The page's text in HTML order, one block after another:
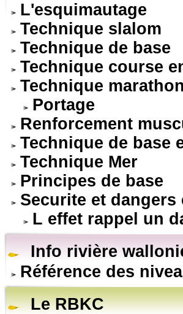
L'esquimautage
Technique slalom
Technique de base
Technique course
Technique marathon
Portage
Renforcement
Technique de base
Technique Mer
Principes de base
Securite et dangers
L effet rappel un
Info rivière
Référence des
Le RBKC